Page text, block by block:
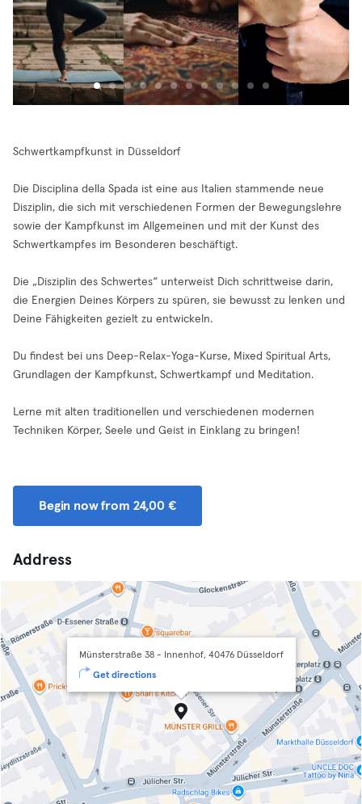
Schwertkampfkunst in Düsseldorf
Die Disciplina della Spada ist eine aus Italien stammende neue
Disziplin, die sich mit verschiedenen Formen der Bewegungslehre
sowie der Kampfkunst im Allgemeinen und mit der Kunst des
Schwertkampfes im Besonderen beschäftigt.
Die „Disziplin des Schwertes“ unterweist Dich schrittweise darin,
die Energien Deines Körpers zu spüren, sie bewusst zu lenken und
Deine Fähigkeiten gezielt zu entwickeln.
Du findest bei uns Deep-Relax-Yoga-Kurse, Mixed Spiritual Arts,
Grundlagen der Kampfkunst, Schwertkampf und Meditation.
Lerne mit alten traditionellen und verschiedenen modernen
Techniken Körper, Seele und Geist in Einklang zu bringen!
Begin now from 24,00 €
Address
Münsterstraße 38 - Innenhof, 40476 Düsseldorf
Get directions